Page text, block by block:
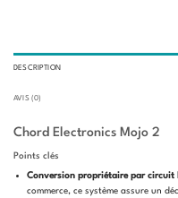
DESCRIPTION
AVIS (0)
Chord Electronics Mojo 2
Points clés
Conversion propriétaire par circuit
commerce, ce système assure un